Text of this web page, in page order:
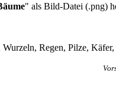
" als Bild-Datei (.png)
Regen, Pilze,